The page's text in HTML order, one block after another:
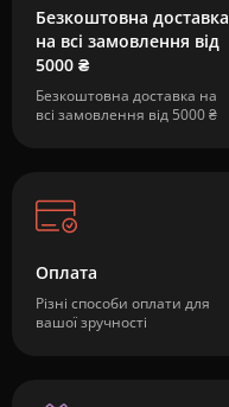
Безкоштовна доставка
на всі замовлення від
5000 ₴
Безкоштовна доставка на
всі замовлення від 5000 ₴
Оплата
Різні способи оплати для
вашої зручності